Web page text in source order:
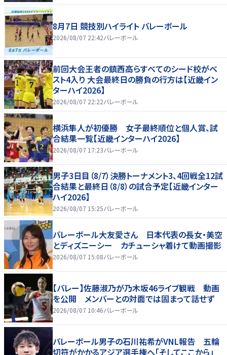
8月7日 競技別ハイライト バレーボール
2026/08/07 22:42バレーボール
前回大会王者の鎮西高らすべてのシード校がベ
スト4入り 大会最終日の勝負の行方は【近畿イン
ターハイ2026】
2026/08/07 22:22バレーボール
横浜隼人が初優勝 女子最終順位と個人賞、試
合結果一覧【近畿インターハイ2026】
2026/08/07 17:23バレーボール
男子3日目（8/7）決勝トーナメント3、4回戦全12試
合結果と最終日（8/8）の試合予定【近畿インター
ハイ2026】
2026/08/07 15:25バレーボール
バレーボール大友愛さん 日本代表の長女・美空
とディズニーシー カチューシャ着けて動画撮影
2026/08/07 15:08バレーボール
【バレー】佐藤淑乃が乃木坂46ライブ観戦 動画
を公開 メンバーとの対面では固まって話せず
2026/08/07 10:46バレーボール
バレーボール男子の石川祐希がVNL報告 五輪
切符がかかるアジア選手権へ「そしてここから」